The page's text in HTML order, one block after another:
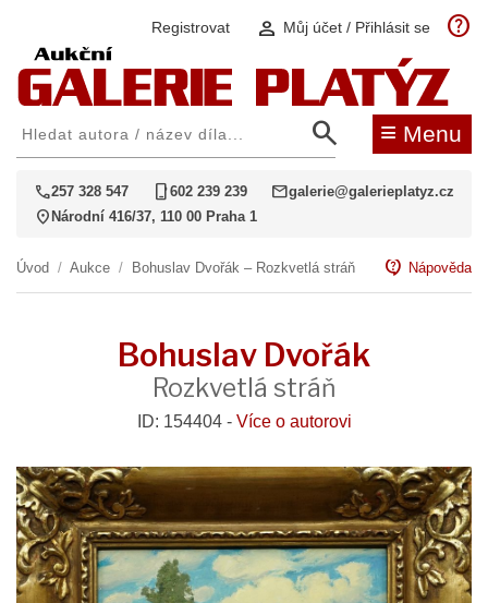
Registrovat person Můj účet / Přihlásit se help
search ≡ Menu
call257 328 547 phone_iphone602 239 239 mailgalerie@galerieplatyz.cz
location_on Národní 416/37, 110 00 Praha 1
Úvod / Aukce / Bohuslav Dvořák – Rozkvetlá stráň contact_support Nápověda
Bohuslav Dvořák
Rozkvetlá stráň
ID: 154404 - Více o autorovi